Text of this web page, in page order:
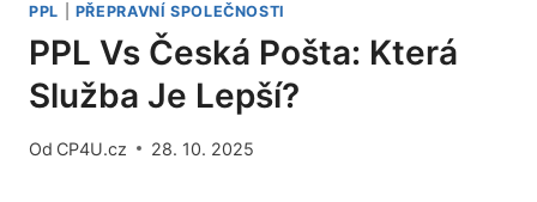
PPL PŘEPRAVNÍ SPOLEČNOSTI
PPL Vs Česká Pošta: Která
Služba Je Lepší?
Od CP4U.cz 28. 10. 2025